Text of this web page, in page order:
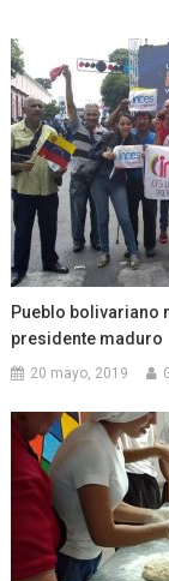
Pueblo bolivariano
presidente maduro
20 mayo, 2019